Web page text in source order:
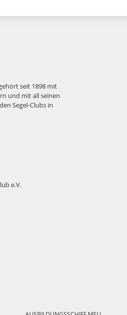
seit 1898 mit
und mit all seinen
Segel-Clubs in
e.V.